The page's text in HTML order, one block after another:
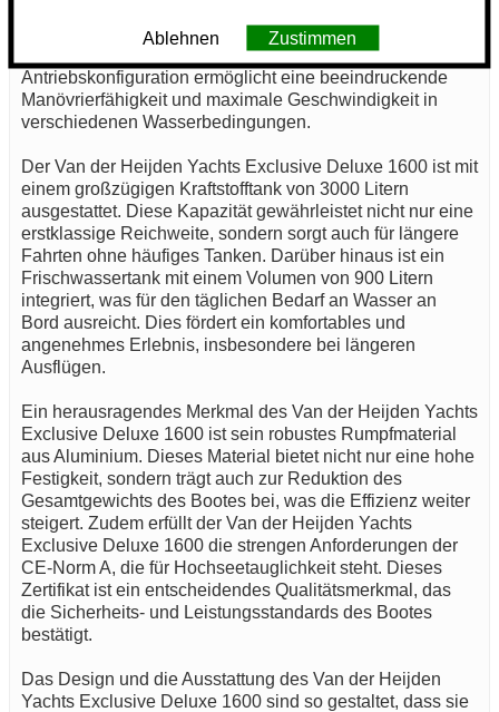
zwei Motoren mit je 550 PS realisiert, die zusammen eine
Gesamtleistung von 1100 PS bietet. Diese
Antriebskonfiguration ermöglicht eine beeindruckende
Manövrierfähigkeit und maximale Geschwindigkeit in
verschiedenen Wasserbedingungen.
Der Van der Heijden Yachts Exclusive Deluxe 1600 ist mit
einem großzügigen Kraftstofftank von 3000 Litern
ausgestattet. Diese Kapazität gewährleistet nicht nur eine
erstklassige Reichweite, sondern sorgt auch für längere
Fahrten ohne häufiges Tanken. Darüber hinaus ist ein
Frischwassertank mit einem Volumen von 900 Litern
integriert, was für den täglichen Bedarf an Wasser an
Bord ausreicht. Dies fördert ein komfortables und
angenehmes Erlebnis, insbesondere bei längeren
Ausflügen.
Ein herausragendes Merkmal des Van der Heijden Yachts
Exclusive Deluxe 1600 ist sein robustes Rumpfmaterial
aus Aluminium. Dieses Material bietet nicht nur eine hohe
Festigkeit, sondern trägt auch zur Reduktion des
Gesamtgewichts des Bootes bei, was die Effizienz weiter
steigert. Zudem erfüllt der Van der Heijden Yachts
Exclusive Deluxe 1600 die strengen Anforderungen der
CE-Norm A, die für Hochseetauglichkeit steht. Dieses
Zertifikat ist ein entscheidendes Qualitätsmerkmal, das
die Sicherheits- und Leistungsstandards des Bootes
bestätigt.
Das Design und die Ausstattung des Van der Heijden
Yachts Exclusive Deluxe 1600 sind so gestaltet, dass sie
Ablehnen Zustimmen